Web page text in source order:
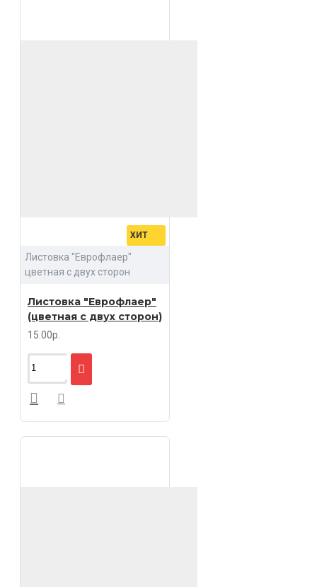
ХИТ
Листовка "Еврофлаер"
цветная с двух сторон
Листовка "Еврофлаер"
(цветная с двух сторон)
15.00р.